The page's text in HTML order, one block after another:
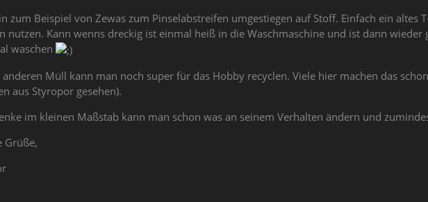
zum Beispiel von Zewas zum Pinselabstreifen umgestiegen auf Stoff. Einfach ein altes
nutzen. Kann wenns dreckig ist einmal heiß in die Waschmaschine und ist dann
waschen
anderen Müll kann man noch super für das Hobby recyclen. Viele hier machen das
aus Styropor gesehen).
im kleinen Maßstab kann man schon was an seinem Verhalten ändern und
Grüße,